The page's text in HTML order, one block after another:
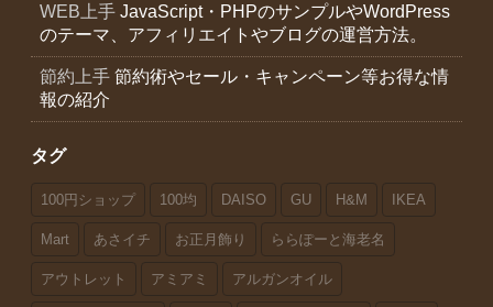
WEB上手 JavaScript・PHPのサンプルやWordPress
のテーマ、アフィリエイトやブログの運営方法。
節約上手 節約術やセール・キャンペーン等お得な情
報の紹介
タグ
100円ショップ 100均 DAISO GU H&M IKEA
Mart あさイチ お正月飾り ららぽーと海老名
アウトレット アミアミ アルガンオイル